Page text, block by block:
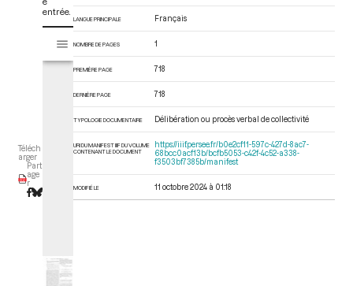
Téléch
arger
Part
age
r
entrée.
s
d
o
Tome LXXXI - Du 16 frimaire au 29 frimaire an II (6 décembre au 19
LANGUE PRINCIPALE Français
NOMBRE DE PAGES 1
PREMIÈRE PAGE 718
DERNIÈRE PAGE 718
TYPOLOGIE DOCUMENTAIRE Délibération ou procès verbal de collectivité
URI DU MANIFEST IIIF DU VOLUME
CONTENANT LE DOCUMENT
https://iiif.persee.fr/b0e2cf11-597c-427d-8ac7-
68bcc0acf13b/bcfb5053-c42f-4c52-a338-
f3503bf7385b/manifest
MODIFIÉ LE 11 octobre 2024 à 01:18